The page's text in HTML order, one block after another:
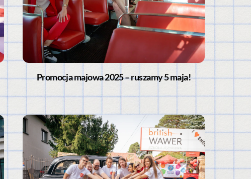
Promocja majowa 2025 – ruszamy 5 maja!